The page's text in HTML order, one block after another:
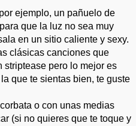
ejemplo, un pañuelo de
que la luz no sea muy
en un sitio caliente y sexy.
clásicas canciones que
striptease pero lo mejor es
que te sientas bien, te guste
o con unas medias
(si no quieres que te toque y